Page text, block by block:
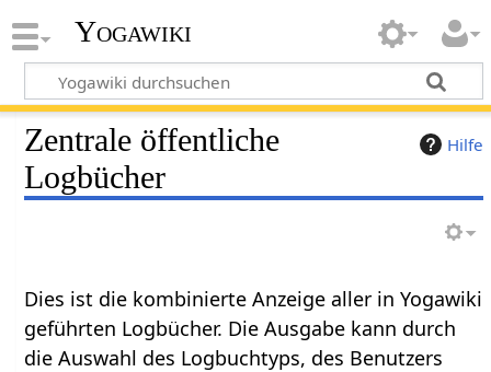
Yogawiki
Hilfe
Zentrale öffentliche
Logbücher
Dies ist die kombinierte Anzeige aller in Yogawiki
geführten Logbücher. Die Ausgabe kann durch
die Auswahl des Logbuchtyps, des Benutzers